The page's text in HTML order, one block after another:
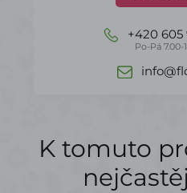
+420 605
Po-Pá 7.00-
K tomuto